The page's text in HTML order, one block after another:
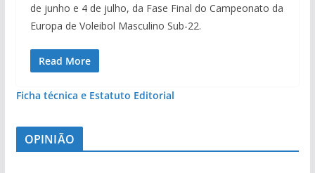
de junho e 4 de julho, da Fase Final do Campeonato da
Europa de Voleibol Masculino Sub-22.
Read More
Ficha técnica e Estatuto Editorial
OPINIÃO